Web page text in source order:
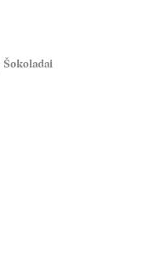
Šokoladai